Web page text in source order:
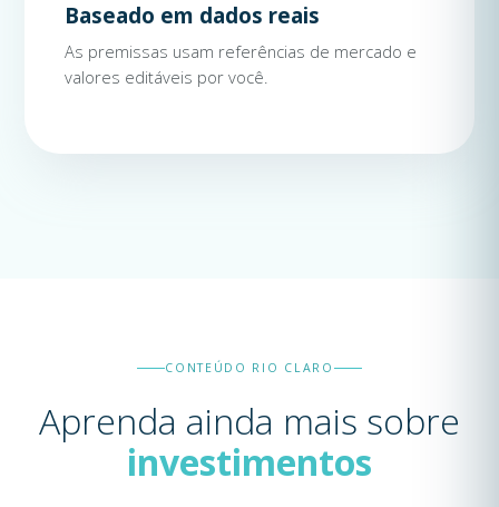
Baseado em dados reais
As premissas usam referências de mercado e
valores editáveis por você.
CONTEÚDO RIO CLARO
Aprenda ainda mais sobre
investimentos